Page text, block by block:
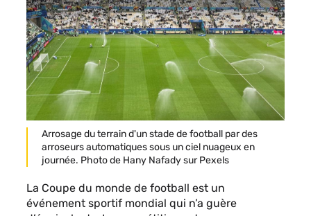
Légende
Arrosage du terrain d'un stade de football par des
arroseurs automatiques sous un ciel nuageux en
journée. Photo de Hany Nafady sur Pexels
La Coupe du monde de football est un
événement sportif mondial qui n’a guère